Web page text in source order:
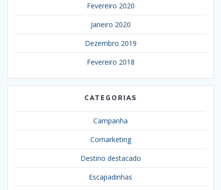
Fevereiro 2020
Janeiro 2020
Dezembro 2019
Fevereiro 2018
CATEGORIAS
Campanha
Comarketing
Destino destacado
Escapadinhas